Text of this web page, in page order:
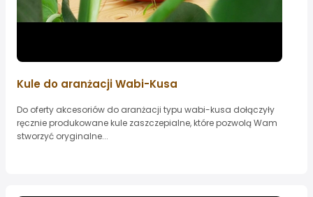
Kule do aranżacji Wabi-Kusa
Do oferty akcesoriów do aranżacji typu wabi-kusa dołączyły
ręcznie produkowane kule zaszczepialne, które pozwolą Wam
stworzyć oryginalne...